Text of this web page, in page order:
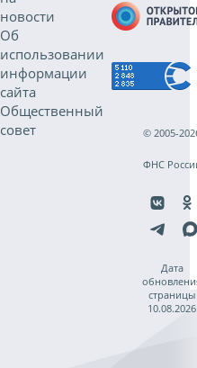
новости
Об
использовании
информации
сайта
Общественный
совет
© 2005-
ФНС
Дата
страницы
10.08.2026